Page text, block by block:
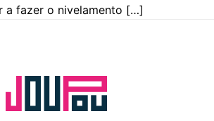
a fazer o nivelamento […]